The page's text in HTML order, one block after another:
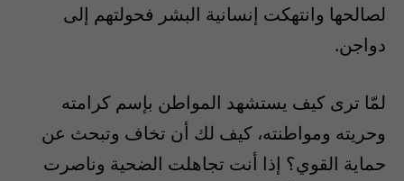
لصالحها وانتهكت إنسانية البشر فحولتهم إلى
دواجن.
لمّا ترى كيف يستشهد المواطن بإسم كرامته
وحريته ومواطنته، كيف لك أن تخاف وتبحث عن
حماية القوي؟ إذا أنت تجاهلت الضحية وناصرت